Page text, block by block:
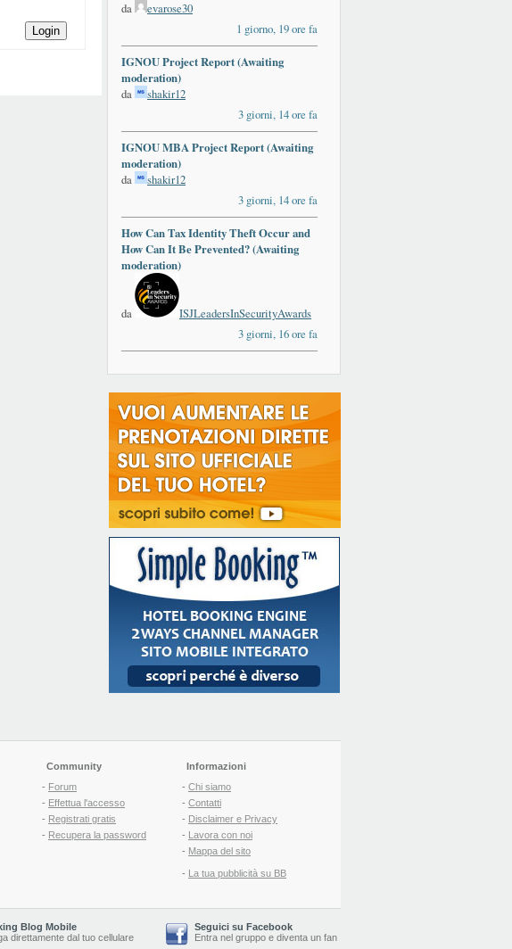
Login
da
evarose30
1 giorno, 19 ore fa
IGNOU Project Report (Awaiting
moderation)
da
shakir12
3 giorni, 14 ore fa
IGNOU MBA Project Report (Awaiting
moderation)
da
shakir12
3 giorni, 14 ore fa
How Can Tax Identity Theft Occur and
How Can It Be Prevented? (Awaiting
moderation)
da
ISJLeadersInSecurityAwards
3 giorni, 16 ore fa
Community
- Forum
- Effettua l'accesso
- Registrati gratis
- Recupera la password
Informazioni
- Chi siamo
- Contatti
- Disclaimer e Privacy
- Lavora con noi
- Mappa del sito
- La tua pubblicità su BB
Blog Mobile
direttamente dal tuo cellulare
Seguici su Facebook
Entra nel gruppo e diventa un fan